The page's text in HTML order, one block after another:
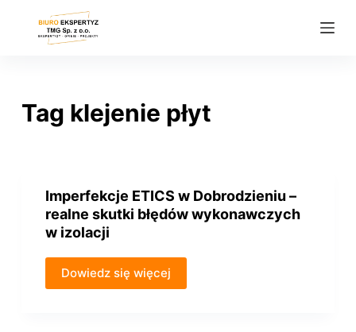
Tag klejenie płyt
Imperfekcje ETICS w Dobrodzieniu –
realne skutki błędów wykonawczych
w izolacji
Dowiedz się więcej